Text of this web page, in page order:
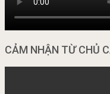
CẢM NHẬN TỪ CHỦ